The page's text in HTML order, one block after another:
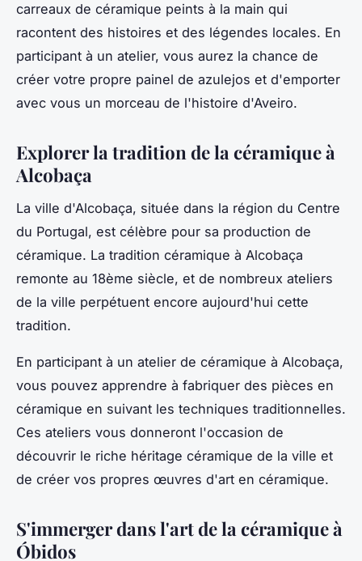
carreaux de céramique peints à la main qui
racontent des histoires et des légendes locales. En
participant à un atelier, vous aurez la chance de
créer votre propre painel de azulejos et d'emporter
avec vous un morceau de l'histoire d'Aveiro.
Explorer la tradition de la céramique à
Alcobaça
La ville d'Alcobaça, située dans la région du Centre
du Portugal, est célèbre pour sa production de
céramique. La tradition céramique à Alcobaça
remonte au 18ème siècle, et de nombreux ateliers
de la ville perpétuent encore aujourd'hui cette
tradition.
En participant à un atelier de céramique à Alcobaça,
vous pouvez apprendre à fabriquer des pièces en
céramique en suivant les techniques traditionnelles.
Ces ateliers vous donneront l'occasion de
découvrir le riche héritage céramique de la ville et
de créer vos propres œuvres d'art en céramique.
S'immerger dans l'art de la céramique à
Óbidos